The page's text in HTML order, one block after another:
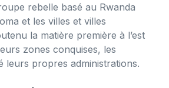
rebelle basé au Rwanda
et les villes et villes
la matière première à l’est
zones conquises, les
leurs propres administrations.